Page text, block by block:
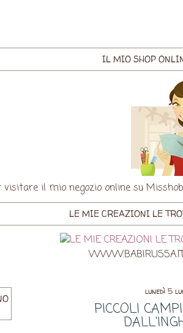
IL MIO SHOP
il mio negozio online su
LE MIE CREAZIONI LE
lunedì 5
PICCOLI